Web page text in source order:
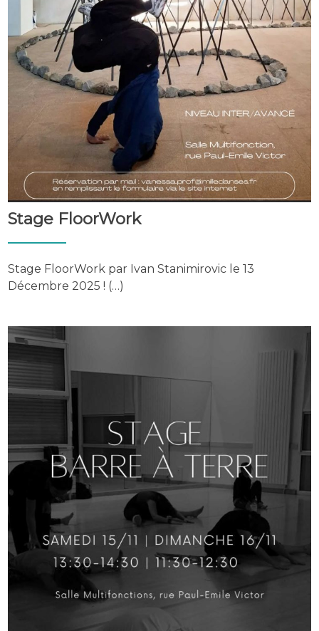
Stage FloorWork
Stage FloorWork par Ivan Stanimirovic le 13
Décembre 2025 ! (…)